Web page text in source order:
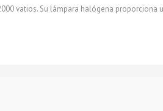
vatios. Su lámpara halógena proporciona